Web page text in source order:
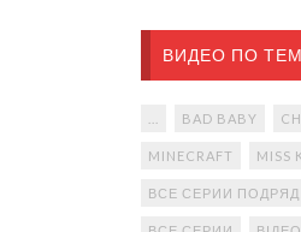
ВИДЕО ПО
BAD BABY
MINECRAFT MISS
ВСЕ СЕРИИ ПОДРЯД